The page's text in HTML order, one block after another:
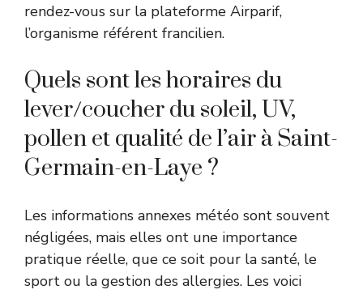
rendez-vous sur la plateforme Airparif,
l’organisme référent francilien.
Quels sont les horaires du
lever/coucher du soleil, UV,
pollen et qualité de l’air à Saint-
Germain-en-Laye ?
Les informations annexes météo sont souvent
négligées, mais elles ont une importance
pratique réelle, que ce soit pour la santé, le
sport ou la gestion des allergies. Les voici